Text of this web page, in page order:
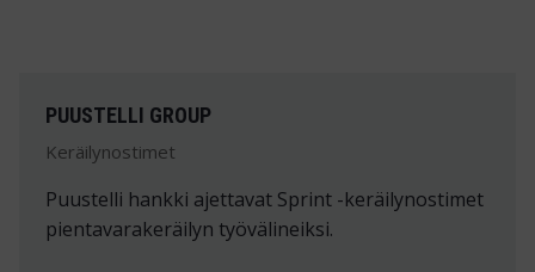
PUUSTELLI GROUP
Keräilynostimet
Puustelli hankki ajettavat Sprint -keräilynostimet
pientavarakeräilyn työvälineiksi.